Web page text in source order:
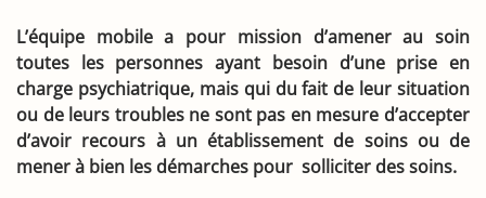
L’équipe mobile a pour mission d’amener au soin
toutes les personnes ayant besoin d’une prise en
charge psychiatrique, mais qui du fait de leur situation
ou de leurs troubles ne sont pas en mesure d’accepter
d’avoir recours à un établissement de soins ou de
mener à bien les démarches pour solliciter des soins.